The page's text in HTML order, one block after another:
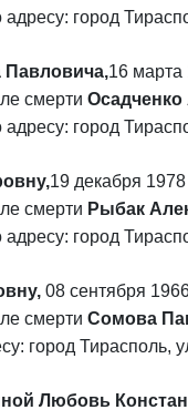
город
Павловича,16
смерти
город
19 декабря
смерти Рыбак
город
08 сентября
смерти Сомова
город Тирасполь,
Любовь